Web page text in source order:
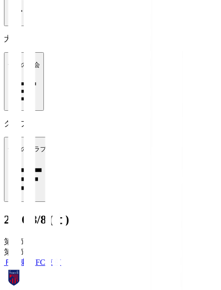
大会
全ての大会
クラブ
全てのクラブ
2026/8/8 (土)
第1節
第1節
ＦＣ東京FC東京